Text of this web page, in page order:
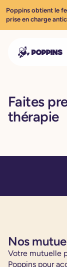
Faites
thérapie
Nos
Votre mutuelle
Poppins pour
Poppins obtient le
prise en charge